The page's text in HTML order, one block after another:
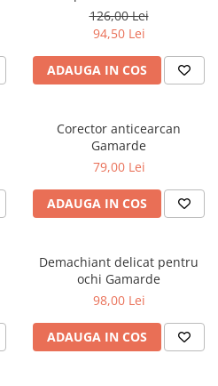
126,00 Lei
94,50 Lei
ADAUGA IN COS
Corector anticearcan
Gamarde
79,00 Lei
ADAUGA IN COS
Demachiant delicat pentru
ochi Gamarde
98,00 Lei
ADAUGA IN COS